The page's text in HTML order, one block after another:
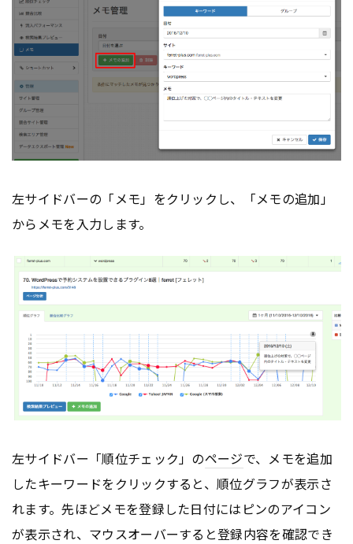
左サイドバーの「メモ」をクリックし、「メモの追加」
からメモを入力します。
左サイドバー「順位チェック」のページで、メモを追加
したキーワードをクリックすると、順位グラフが表示さ
れます。先ほどメモを登録した日付にはピンのアイコン
が表示され、マウスオーバーすると登録内容を確認でき